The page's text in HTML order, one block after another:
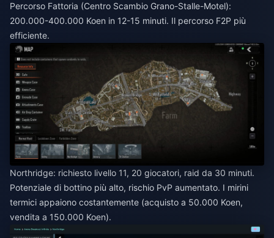
Percorso Fattoria (Centro Scambio Grano-Stalle-Motel):
200.000-400.000 Koen in 12-15 minuti. Il percorso F2P più
efficiente.
Northridge: richiesto livello 11, 20 giocatori, raid da 30 minuti.
Potenziale di bottino più alto, rischio PvP aumentato. I mirini
termici appaiono costantemente (acquisto a 50.000 Koen,
vendita a 150.000 Koen).